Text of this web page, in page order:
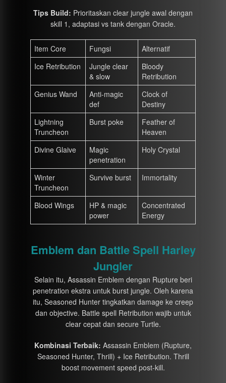
Tips Build: Prioritaskan clear jungle awal dengan
skill 1, adaptasi vs tank dengan Oracle.
Item Core Fungsi
Alternatif
Ice Retribution
Jungle clear
& slow
Bloody
Retribution
Genius Wand
Anti-magic
def
Clock of
Destiny
Lightning
Truncheon
Burst poke
Feather of
Heaven
Divine Glaive
Magic
penetration
Holy Crystal
Winter
Truncheon
Survive burst Immortality
Blood Wings
HP & magic
power
Concentrated
Energy
Emblem dan Battle Spell Harley
Jungler
Selain itu, Assassin Emblem dengan Rupture beri
penetration ekstra untuk burst jungle. Oleh karena
itu, Seasoned Hunter tingkatkan damage ke creep
dan objective. Battle spell Retribution wajib untuk
clear cepat dan secure Turtle.
Kombinasi Terbaik: Assassin Emblem (Rupture,
Seasoned Hunter, Thrill) + Ice Retribution. Thrill
boost movement speed post-kill.